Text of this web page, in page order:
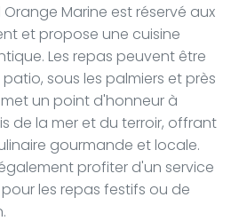
Marine est réservé aux
et propose une cuisine
Les repas peuvent être
sous les palmiers et près
un point d'honneur à
de la mer et du terroir, offrant
gourmande et locale.
profiter d'un service
les repas festifs ou de